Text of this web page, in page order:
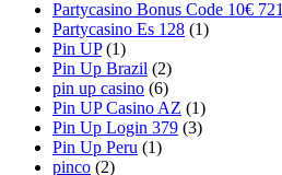
Partycasino Bonus Code 10€ 721
Partycasino Es 128 (1)
Pin UP(1)
Pin Up Brazil (2)
pin up casino (6)
Pin UP Casino AZ (1)
Pin Up Login 379 (3)
Pin Up Peru (1)
pinco (2)